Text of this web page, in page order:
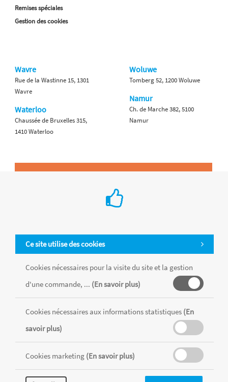
Ce site utilise des cookies
Cookies nécessaires pour la visite du site et la gestion
d'une commande, ... (En savoir plus)
Cookies nécessaires aux informations statistiques (En
savoir plus)
Cookies marketing (En savoir plus)
Remises spéciales
Gestion des cookies
Wavre
Rue de la Wastinne 15, 1301
Wavre
Waterloo
Chaussée de Bruxelles 315,
1410 Waterloo
Woluwe
Tomberg 52, 1200 Woluwe
Namur
Ch. de Marche 382, 5100
Namur
Tous les produits sont vendus dans la limite des stocks disponibles de
chaque magasin, toutes taxes comprises.
MENTIONS LÉGALES CONDITIONS GÉNÉRALES